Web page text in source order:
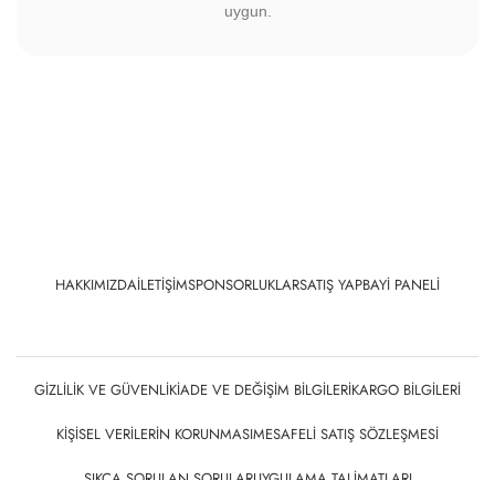
uygun.
HAKKIMIZDAİLETIŞIMSPONSORLUKLARSATIŞ YAPBAYI PANELI
GIZLILIK VE GÜVENLIKİADE VE DEĞIŞIM BILGILERIKARGO BILGILERI
KIŞISEL VERILERIN KORUNMASIMESAFELI SATIŞ SÖZLEŞMESI